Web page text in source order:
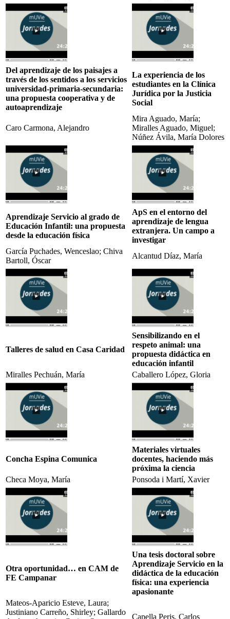
Del aprendizaje de los paisajes a
través de los sentidos a los servicios
universidad-primaria-secundaria:
una propuesta cooperativa y de
autoaprendizaje
La experiencia de los
estudiantes en la Clínica
Jurídica por la Justicia
Social
Caro Carmona, Alejandro
Mira Aguado, María;
Miralles Aguado, Miguel;
Núñez Ávila, María Dolores
Aprendizaje Servicio al grado de
Educación Infantil: una propuesta
desde la educación física
ApS en el entorno del
aprendizaje de lengua
extranjera. Un campo a
investigar
García Puchades, Wenceslao; Chiva
Bartoll, Óscar
Alcantud Díaz, María
Talleres de salud en Casa Caridad
Sensibilizando en el
respeto animal: una
propuesta didáctica en
educación infantil
Miralles Pechuán, María
Caballero López, Gloria
Concha Espina Comunica
Materiales virtuales
docentes, haciendo más
próxima la ciencia
Checa Moya, María
Ponsoda i Martí, Xavier
Otra oportunidad… en CAM de
FE Campanar
Una tesis doctoral sobre
Aprendizaje Servicio en la
didáctica de la educación
física: una experiencia
apasionante
Mateos-Aparicio Esteve, Laura;
Justiniano Carreño, Shirley; Gallardo
Capella Peris, Carlos